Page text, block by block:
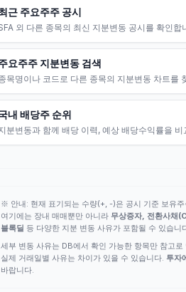
근 주요주주 공시
외 다른 종목의 최신 지분변동 공시를 확인합
요주주 지분변동 검색
목명이나 코드로 다른 종목의 지분변동 차트를
내 배당주 순위
분변동과 함께 배당 이력, 예상 배당수익률을 비
※ 안내: 현재 표기되는 수량(+, -)은 공시 기준 보유주
여기에는 장내 매매뿐만 아니라 무상증자, 전환사채
블록딜 등 다양한 지분 변동 사유가 포함될 수 있습니
세부 변동 사유는 DB에서 확인 가능한 항목만 참고
실제 거래일별 사유는 차이가 있을 수 있습니다. 투자
바랍니다.